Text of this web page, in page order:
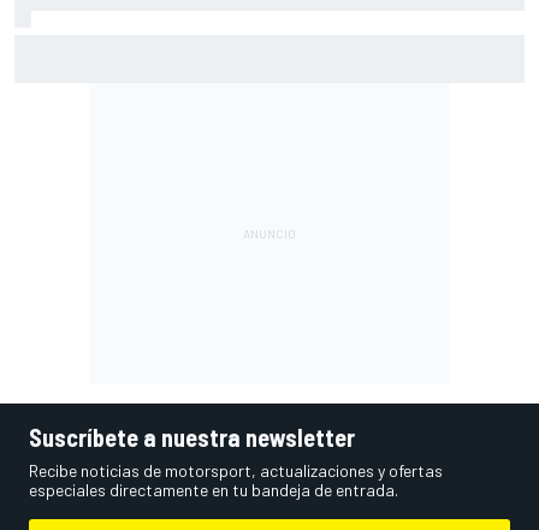
Suscríbete a nuestra newsletter
Recibe noticias de motorsport, actualizaciones y ofertas
especiales directamente en tu bandeja de entrada.